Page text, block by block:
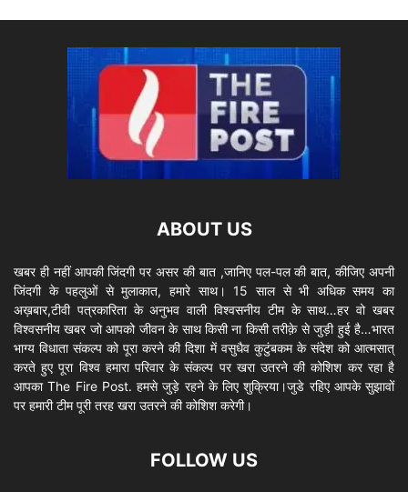
ABOUT US
खबर ही नहीं आपकी जिंदगी पर असर की बात ,जानिए पल-पल की बात, कीजिए अपनी
जिंदगी के पहलुओं से मुलाकात, हमारे साथ। 15 साल से भी अधिक समय का
अख़बार,टीवी पत्रकारिता के अनुभव वाली विश्वसनीय टीम के साथ…हर वो खबर
विश्वसनीय खबर जो आपको जीवन के साथ किसी ना किसी तरीक़े से जुड़ी हुई है…भारत
भाग्य विधाता संकल्प को पूरा करने की दिशा में वसुधैव कुटुंबकम के संदेश को आत्मसात्
करते हुए पूरा विश्व हमारा परिवार के संकल्प पर खरा उतरने की कोशिश कर रहा है
आपका The Fire Post. हमसे जुड़े रहने के लिए शुक्रिया।जुडे रहिए आपके सुझावों
पर हमारी टीम पूरी तरह खरा उतरने की कोशिश करेगी।
FOLLOW US